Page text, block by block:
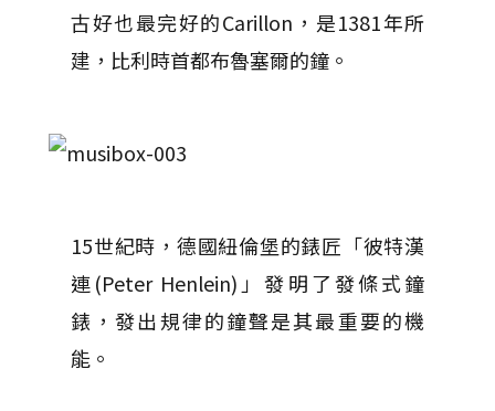
古好也最完好的Carillon，是1381年所
建，比利時首都布魯塞爾的鐘。
15世紀時，德國紐倫堡的錶匠「彼特漢
連(Peter Henlein)」發明了發條式鐘
錶，發出規律的鐘聲是其最重要的機
能。